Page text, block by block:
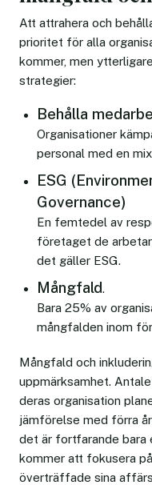
Att attrahera och
prioritet för alla
kommer, men
strategier:
Behålla
Organisationer
personal med en
ESG
Governance)
En femtedel av
företaget de
det gäller ESG.
Mångfald.
Bara 25% av
mångfalden inom
Mångfald och
uppmärksamhet.
deras organisation
jämförelse med förra
det är fortfarande bara
kommer att fokusera
överträffade sina